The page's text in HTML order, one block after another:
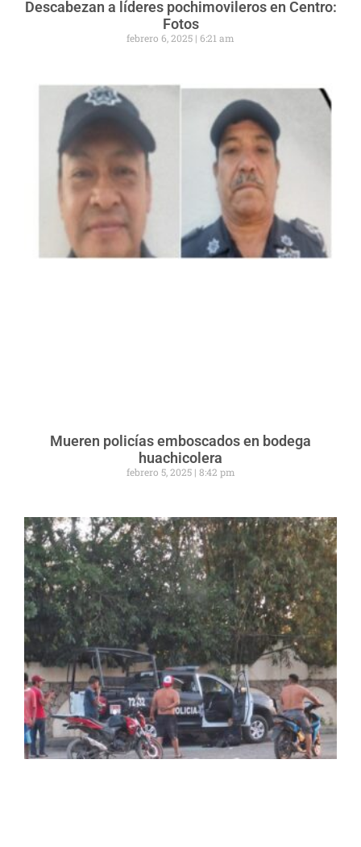
Descabezan a líderes pochimovileros en Centro:
Fotos
febrero 6, 2025 6:21 am
Mueren policías emboscados en bodega
huachicolera
febrero 5, 2025 8:42 pm